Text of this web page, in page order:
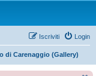
Login
Iscriviti
di Carenaggio (Gallery)